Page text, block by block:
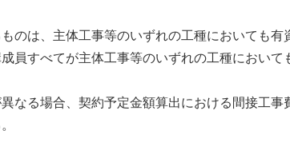
のは、主体工事等のいずれの工種においても有
すべてが主体工事等のいずれの工種において
なる場合、契約予定金額算出における間接工事